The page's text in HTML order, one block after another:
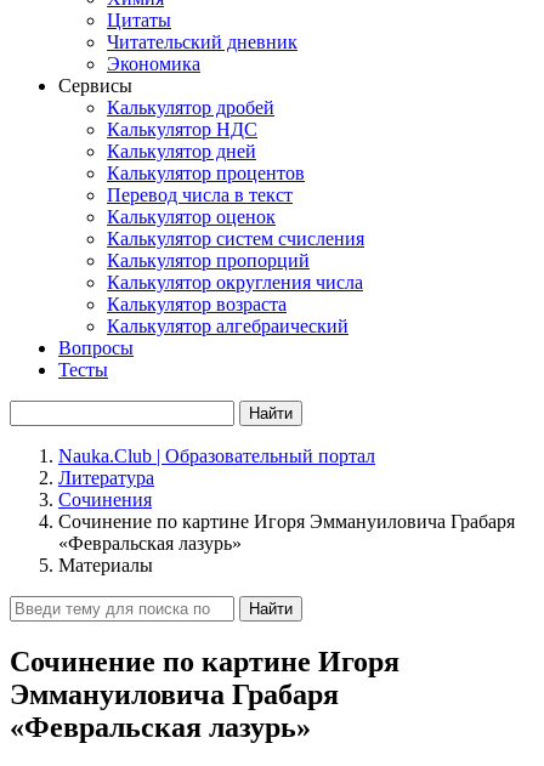
Цитаты
Читательский дневник
Экономика
Сервисы
Калькулятор дробей
Калькулятор НДС
Калькулятор дней
Калькулятор процентов
Перевод числа в текст
Калькулятор оценок
Калькулятор систем счисления
Калькулятор пропорций
Калькулятор округления числа
Калькулятор возраста
Калькулятор алгебраический
Вопросы
Тесты
Найти
Nauka.Club | Образовательный портал
Литература
Сочинения
Сочинение по картине Игоря Эммануиловича Грабаря
«Февральская лазурь»
Материалы
Найти
Сочинение по картине Игоря
Эммануиловича Грабаря
«Февральская лазурь»